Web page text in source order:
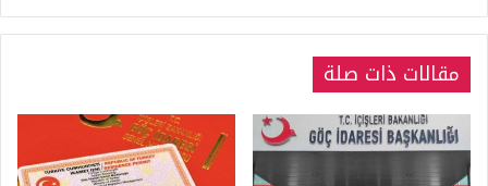
أبو
مقالات ذات صلة